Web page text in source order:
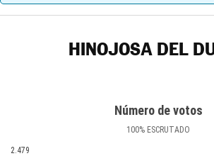
HINOJOSA DEL
Número de votos
100% ESCRUTADO
2.479